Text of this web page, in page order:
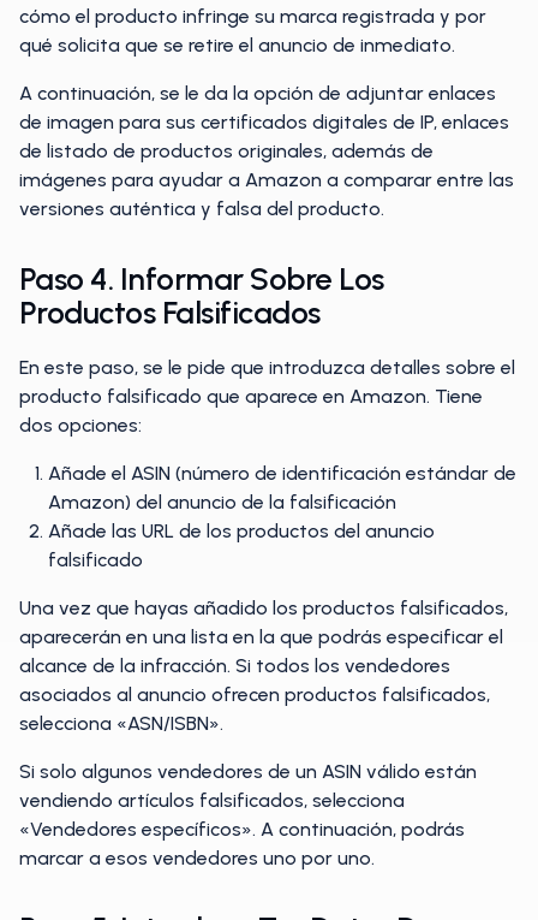
cómo el producto infringe su marca registrada y por
qué solicita que se retire el anuncio de inmediato.
A continuación, se le da la opción de adjuntar enlaces
de imagen para sus certificados digitales de IP, enlaces
de listado de productos originales, además de
imágenes para ayudar a Amazon a comparar entre las
versiones auténtica y falsa del producto.
Paso 4. Informar Sobre Los
Productos Falsificados
En este paso, se le pide que introduzca detalles sobre el
producto falsificado que aparece en Amazon. Tiene
dos opciones:
Añade el ASIN (número de identificación estándar de
Amazon) del anuncio de la falsificación
Añade las URL de los productos del anuncio
falsificado
Una vez que hayas añadido los productos falsificados,
aparecerán en una lista en la que podrás especificar el
alcance de la infracción. Si todos los vendedores
asociados al anuncio ofrecen productos falsificados,
selecciona «ASN/ISBN».
Si solo algunos vendedores de un ASIN válido están
vendiendo artículos falsificados, selecciona
«Vendedores específicos». A continuación, podrás
marcar a esos vendedores uno por uno.